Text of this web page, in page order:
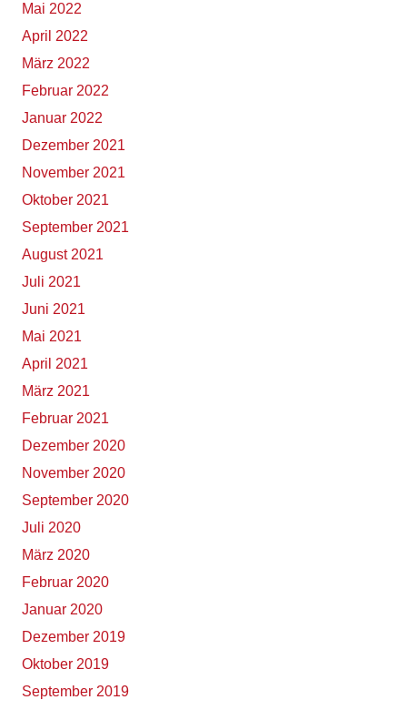
Mai 2022
April 2022
März 2022
Februar 2022
Januar 2022
Dezember 2021
November 2021
Oktober 2021
September 2021
August 2021
Juli 2021
Juni 2021
Mai 2021
April 2021
März 2021
Februar 2021
Dezember 2020
November 2020
September 2020
Juli 2020
März 2020
Februar 2020
Januar 2020
Dezember 2019
Oktober 2019
September 2019